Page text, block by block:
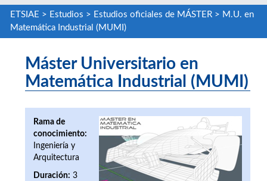
ETSIAE > Estudios > Estudios oficiales de MÁSTER> M.U. en
Matemática Industrial (MUMI)
Máster Universitario en
Matemática Industrial (MUMI)
Rama de
conocimiento:
Ingeniería y
Arquitectura
Duración: 3